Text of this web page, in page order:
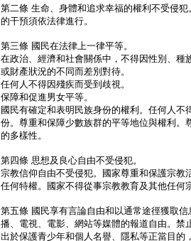
第二條 生命、身體和追求幸福的權利不受侵
的干預須依法律進行。
第三條 國民在法律上一律平等。
在政治、經濟和社會關係中，不得因性別、種
或財產狀況的不同而差別對待。
任何人不得因殘疾而受到歧視。
保障和促進男女平等。
國民有確定和表明民族身份的權利。任何人不
份。尊重和保障少數族群的平等地位與權利。
的多樣性。
第四條 思想及良心自由不受侵犯。
宗教信仰自由不受侵犯。國家尊重和保護宗教
任何特權。國家不得從事宗教教育及其他任何
第五條 國民享有言論自由和以通常途徑獲取
播、電視、電影、網站等媒體的報道自由。禁
出於保護青少年和個人名譽、隱私等正當目的